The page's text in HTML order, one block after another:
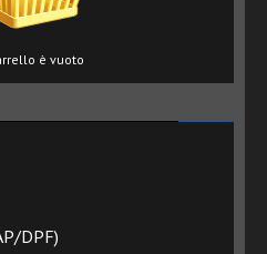
è vuoto
DPF)